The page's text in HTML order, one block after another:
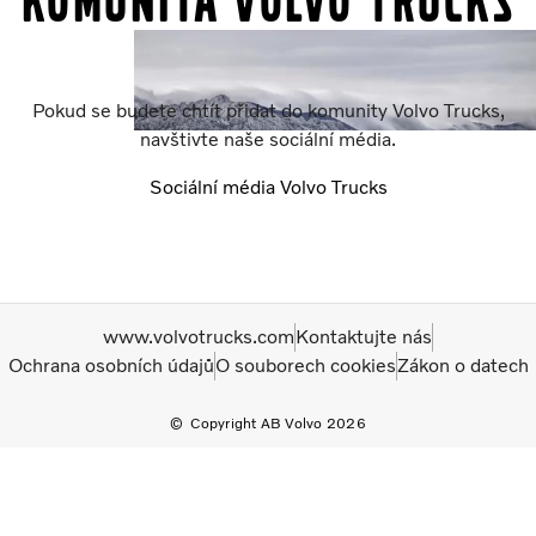
Pokud se budete chtít přidat do komunity Volvo Trucks,
navštivte naše sociální média.
Sociální média Volvo Trucks
Copyright AB Volvo 2026
www.volvotrucks.comKontaktujte nás
Ochrana osobních údajůO souborech cookiesZákon o datech